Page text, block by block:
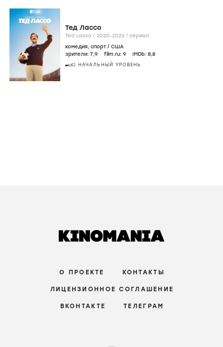
Тед Лассо
Ted Lasso / 2020-2023 / сериал
комедия, спорт / США
зрители: 7,9 film.ru: 9 IMDb: 8,8
НАЧАЛЬНЫЙ УРОВЕНЬ
О ПРОЕКТЕ КОНТАКТЫ
ЛИЦЕНЗИОННОЕ СОГЛАШЕНИЕ
ВКОНТАКТЕ ТЕЛЕГРАМ